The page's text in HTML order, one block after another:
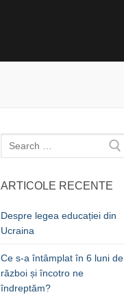
Caută
după:
ARTICOLE RECENTE
Despre legea educației din
Ucraina
Ce s-a întâmplat în 6 luni de
război și încotro ne
îndreptăm?